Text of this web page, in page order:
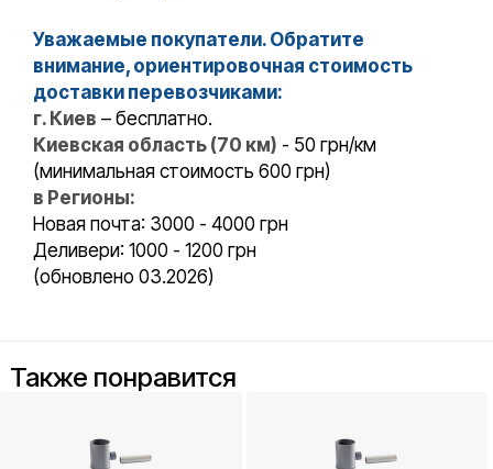
Уважаемые покупатели. Обратите
внимание, ориентировочная стоимость
доставки перевозчиками:
г. Киев – бесплатно.
Киевская область (70 км) - 50 грн/км
(минимальная стоимость 600 грн)
в Регионы:
Новая почта: 3000 - 4000 грн
Деливери: 1000 - 1200 грн
(обновлено 03.2026)
Также понравится